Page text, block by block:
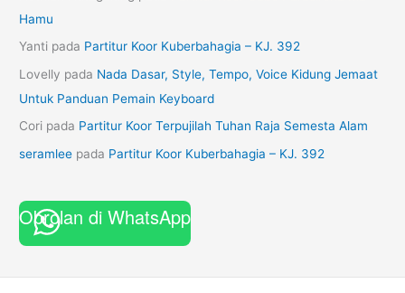
Hamu
Yanti pada Partitur Koor Kuberbahagia – KJ. 392
Lovelly pada Nada Dasar, Style, Tempo, Voice Kidung Jemaat
Untuk Panduan Pemain Keyboard
Cori pada Partitur Koor Terpujilah Tuhan Raja Semesta Alam
seramlee pada Partitur Koor Kuberbahagia – KJ. 392
Obrolan di WhatsApp